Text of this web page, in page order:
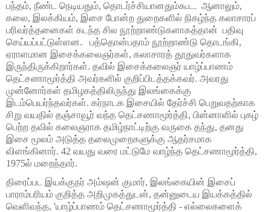
பந்தம், நீண்ட நெடியதும், தொடர்ச்சியானதும்கூட.  ஆனாலும்,
கலை, இலக்கியம், இசை போன்ற துறைகளில் நிகழ்ந்த கலாசாரப்
பரிவர்த்தனைகள் கடந்த சில நூற்றாண்டுகளாகத்தான்  பதிவு
செய்யப்பட்டுள்ளன.   பத்தொன்பதாம் நூற்றாண்டு தொடங்கி,
ஏராளமான இசைக்கலைஞர்கள், கலாசாரத் தூதுவர்களாக
இருந்திருக்கிறார்கள். தவில் இசைக்கலைஞர் யாழ்ப்பாணம்
தெட்சணாமூர்த்தி அவர்களில் குறிப்பிடத்தக்கவர். அவரது
முன்னோர்கள் தமிழகத்திலிருந்து இலங்கைக்கு
இடம்பெயர்ந்தவர்கள். கர்நாடக இசையில் தேர்ச்சி பெறுவதற்காக
சிறு வயதில் தஞ்சாவூர் வந்த தெட்சணாமூர்த்தி, பின்னாளில் புகழ்
பெற்ற தவில் கலைஞராக தமிழ்நாட்டிற்கு வருகை தந்து, தனது
இசை மூலம் அடுத்த தலைமுறைகளுக்கு ஆதர்சமாக
விளங்கினார். 42 வயது வரை மட்டுமே வாழ்ந்த தெட்சணாமூர்த்தி,
1975ல் மறைந்தார்.
திரைப்பட இயக்குநர் அம்ஷன் குமார், இலங்கையின் இசைப்
பாராம்பரியம் குறித்த அறிமுகத்துடன், தன்னுடைய இயக்கத்தில்
வெளிவந்த, 'யாழ்ப்பாணம் தெட்சணாமூர்த்தி - எல்லைகளைக்